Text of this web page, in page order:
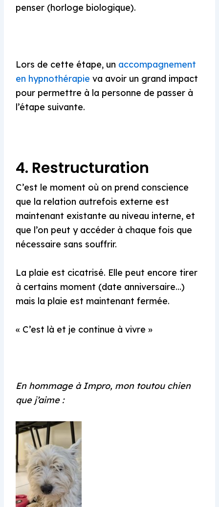
penser (horloge biologique).
Lors de cette étape, un accompagnement
en hypnothérapie va avoir un grand impact
pour permettre à la personne de passer à
l’étape suivante.
4. Restructuration
C’est le moment où on prend conscience
que la relation autrefois externe est
maintenant existante au niveau interne, et
que l’on peut y accéder à chaque fois que
nécessaire sans souffrir.
La plaie est cicatrisé. Elle peut encore tirer
à certains moment (date anniversaire…)
mais la plaie est maintenant fermée.
« C’est là et je continue à vivre »
En hommage à Impro, mon toutou chien
que j’aime :